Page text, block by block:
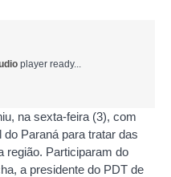
player ready...
na sexta-feira (3), com
Paraná para tratar das
região. Participaram do
a presidente do PDT de